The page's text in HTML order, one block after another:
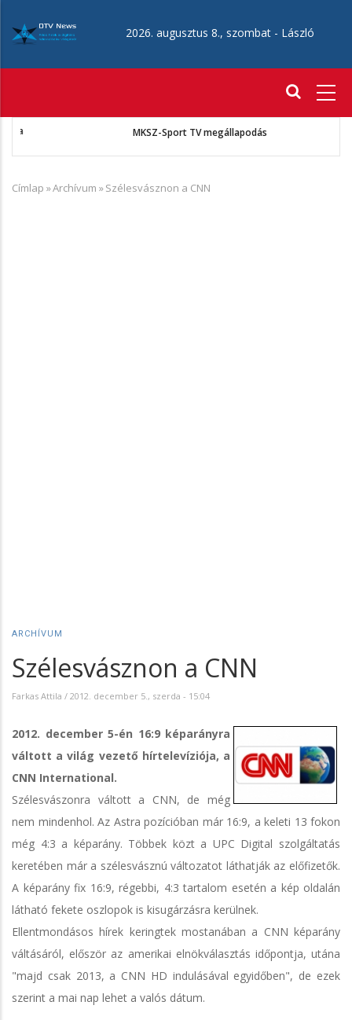
tartalomra
2026. augusztus 8., szombat - László
MKSZ-Sport TV megállapodás
Morzsa
Címlap »Archívum »Szélesvásznon a CNN
ARCHÍVUM
Szélesvásznon a CNN
Farkas Attila / 2012. december 5., szerda - 15:04
2012. december 5-én 16:9 képarányra
váltott a világ vezető hírtelevíziója, a
CNN International.
Szélesvászonra váltott a CNN, de még
nem mindenhol. Az Astra pozícióban már 16:9, a keleti 13 fokon
még 4:3 a képarány. Többek közt a UPC Digital szolgáltatás
keretében már a szélesvásznú változatot láthatják az előfizetők.
A képarány fix 16:9, régebbi, 4:3 tartalom esetén a kép oldalán
látható fekete oszlopok is kisugárzásra kerülnek.
Ellentmondásos hírek keringtek mostanában a CNN képarány
váltásáról, először az amerikai elnökválasztás időpontja, utána
"majd csak 2013, a CNN HD indulásával egyidőben", de ezek
szerint a mai nap lehet a valós dátum.